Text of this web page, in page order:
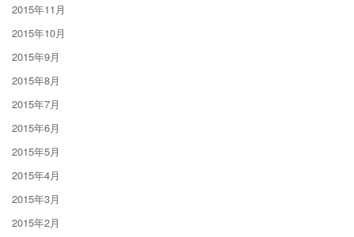
2015年11月
2015年10月
2015年9月
2015年8月
2015年7月
2015年6月
2015年5月
2015年4月
2015年3月
2015年2月